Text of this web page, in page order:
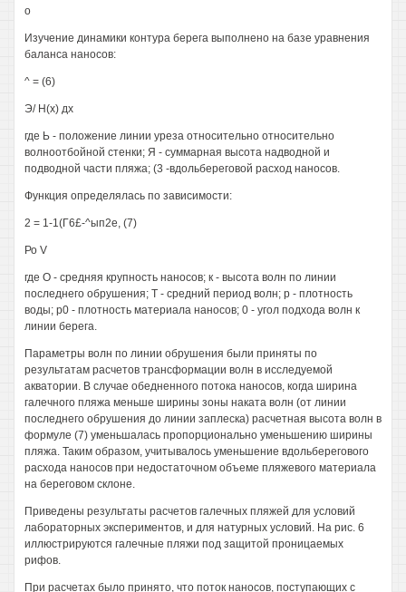
о
Изучение динамики контура берега выполнено на базе уравнения
баланса наносов:
^ = (6)
Э/ Н(х) дх
где Ь - положение линии уреза относительно относительно
волноотбойной стенки; Я - суммарная высота надводной и
подводной части пляжа; (3 -вдольбереговой расход наносов.
Функция определялась по зависимости:
2 = 1-1(Г6£-^ып2е, (7)
Ро V
где О - средняя крупность наносов; к - высота волн по линии
последнего обрушения; Т - средний период волн; р - плотность
воды; р0 - плотность материала наносов; 0 - угол подхода волн к
линии берега.
Параметры волн по линии обрушения были приняты по
результатам расчетов трансформации волн в исследуемой
акватории. В случае обедненного потока наносов, когда ширина
галечного пляжа меньше ширины зоны наката волн (от линии
последнего обрушения до линии заплеска) расчетная высота волн в
формуле (7) уменьшалась пропорционально уменьшению ширины
пляжа. Таким образом, учитывалось уменьшение вдольберегового
расхода наносов при недостаточном объеме пляжевого материала
на береговом склоне.
Приведены результаты расчетов галечных пляжей для условий
лабораторных экспериментов, и для натурных условий. На рис. 6
иллюстрируются галечные пляжи под защитой проницаемых
рифов.
При расчетах было принято, что поток наносов, поступающих с